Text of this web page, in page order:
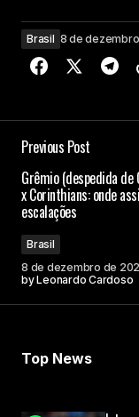
Brasil 8 de
Previous Post
Grêmio (despedida de
x Corinthians: onde
escalações
Brasil
8 de dezembro de
byLeonardo Cardoso
Top News